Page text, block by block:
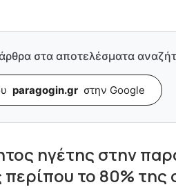
στα αποτελέσματα
paragogin.gr στην Google
ηγέτης στην
το 80%